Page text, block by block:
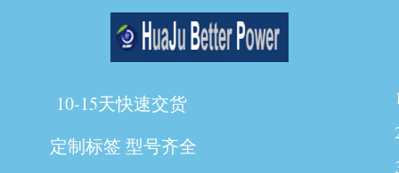
10-15天快速交货
定制标签 型号齐全